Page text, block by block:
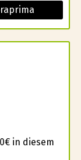
in diesem